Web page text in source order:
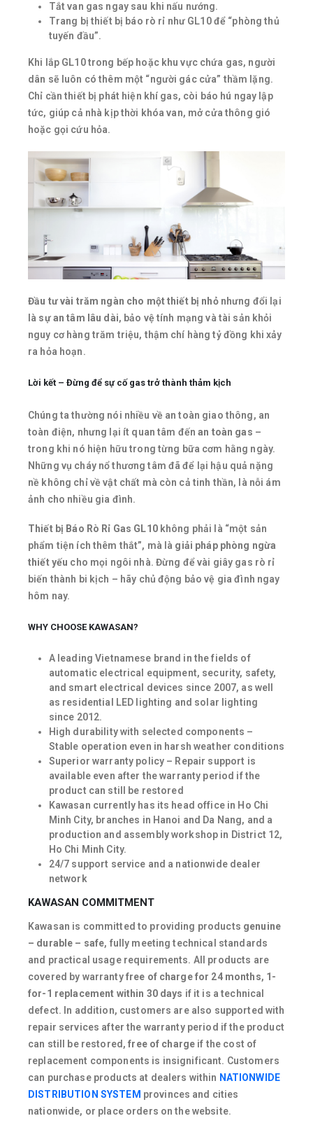
Tắt van gas ngay sau khi nấu nướng.
Trang bị thiết bị báo rò rỉ như GL10 để “phòng thủ
tuyến đầu”.
Khi lắp GL10 trong bếp hoặc khu vực chứa gas, người
dân sẽ luôn có thêm một “người gác cửa” thầm lặng.
Chỉ cần thiết bị phát hiện khí gas, còi báo hú ngay lập
tức, giúp cả nhà kịp thời khóa van, mở cửa thông gió
hoặc gọi cứu hỏa.
Đầu tư vài trăm ngàn cho một thiết bị nhỏnhưng đổi lại
là sự an tâm lâu dài, bảo vệ tính mạng và tài sản khỏi
nguy cơ hàng trăm triệu, thậm chí hàng tỷ đồng khi xảy
ra hỏa hoạn.
Lời kết – Đừng để sự cố gas trở thành thảm kịch
Chúng ta thường nói nhiều về an toàn giao thông, an
toàn điện, nhưng lại ít quan tâm đếnan toàn gas –
trong khi nó hiện hữu trong từng bữa cơm hằng ngày.
Những vụ cháy nổ thương tâm đã để lại hậu quả nặng
nề không chỉ về vật chất mà còn cả tinh thần, là nỗi ám
ảnh cho nhiều gia đình.
Thiết bị Báo Rò Rỉ Gas GL10không phải là “một sản
phẩm tiện ích thêm thắt”, mà là giải pháp phòng ngừa
thiết yếu cho mọi ngôi nhà. Đừng để vài giây gas rò rỉ
biến thành bi kịch – hãy chủ động bảo vệ gia đình ngay
hôm nay.
WHY CHOOSE KAWASAN?
A leading Vietnamese brand in the fields of
automatic electrical equipment, security, safety,
and smart electrical devices since 2007, as well
as residential LED lighting and solar lighting
since 2012.
High durability with selected components –
Stable operation even in harsh weather conditions
Superior warranty policy – Repair support is
available even after the warranty period if the
product can still be restored
Kawasan currently has its head office in Ho Chi
Minh City, branches in Hanoi and Da Nang, and a
production and assembly workshop in District 12,
Ho Chi Minh City.
24/7 support service and a nationwide dealer
network
KAWASAN COMMITMENT
Kawasan is committed to providing products genuine
– durable – safe, fully meeting technical standards
and practical usage requirements. All products are
covered by warrantyfree of charge for 24 months, 1-
for-1 replacement within 30 days if it is a technical
defect. In addition, customers are also supported with
repair services after the warranty period if the product
can still be restored,free of charge if the cost of
replacement components is insignificant. Customers
can purchase products at dealers within NATIONWIDE
DISTRIBUTION SYSTEM provinces and cities
nationwide, or place orders on the website.